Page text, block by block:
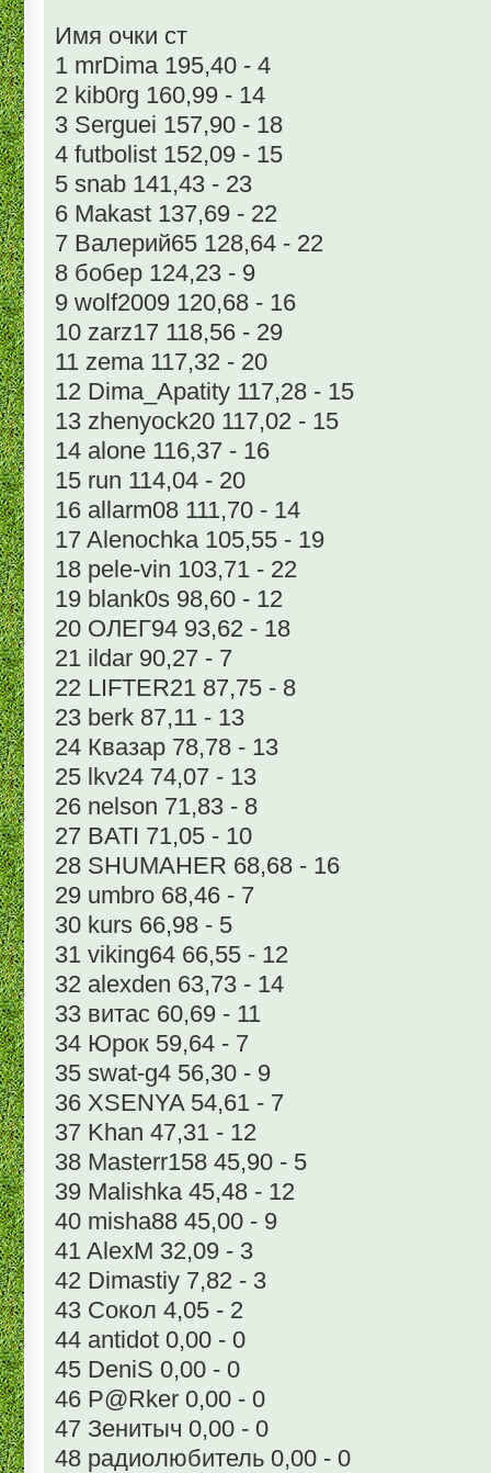
Имя очки ст
1 mrDima 195,40 - 4
2 kib0rg 160,99 - 14
3 Serguei 157,90 - 18
4 futbolist 152,09 - 15
5 snab 141,43 - 23
6 Makast 137,69 - 22
7 Валерий65 128,64 - 22
8 бобер 124,23 - 9
9 wolf2009 120,68 - 16
10 zarz17 118,56 - 29
11 zema 117,32 - 20
12 Dima_Apatity 117,28 - 15
13 zhenyock20 117,02 - 15
14 alone 116,37 - 16
15 run 114,04 - 20
16 allarm08 111,70 - 14
17 Alenochka 105,55 - 19
18 pele-vin 103,71 - 22
19 blank0s 98,60 - 12
20 ОЛЕГ94 93,62 - 18
21 ildar 90,27 - 7
22 LIFTER21 87,75 - 8
23 berk 87,11 - 13
24 Квазар 78,78 - 13
25 lkv24 74,07 - 13
26 nelson 71,83 - 8
27 BATI 71,05 - 10
28 SHUMAHER 68,68 - 16
29 umbro 68,46 - 7
30 kurs 66,98 - 5
31 viking64 66,55 - 12
32 alexden 63,73 - 14
33 витас 60,69 - 11
34 Юрок 59,64 - 7
35 swat-g4 56,30 - 9
36 XSENYA 54,61 - 7
37 Khan 47,31 - 12
38 Masterr158 45,90 - 5
39 Malishka 45,48 - 12
40 misha88 45,00 - 9
41 AlexM 32,09 - 3
42 Dimastiy 7,82 - 3
43 Сокол 4,05 - 2
44 antidot 0,00 - 0
45 DeniS 0,00 - 0
46 P@Rker 0,00 - 0
47 Зенитыч 0,00 - 0
48 радиолюбитель 0,00 - 0